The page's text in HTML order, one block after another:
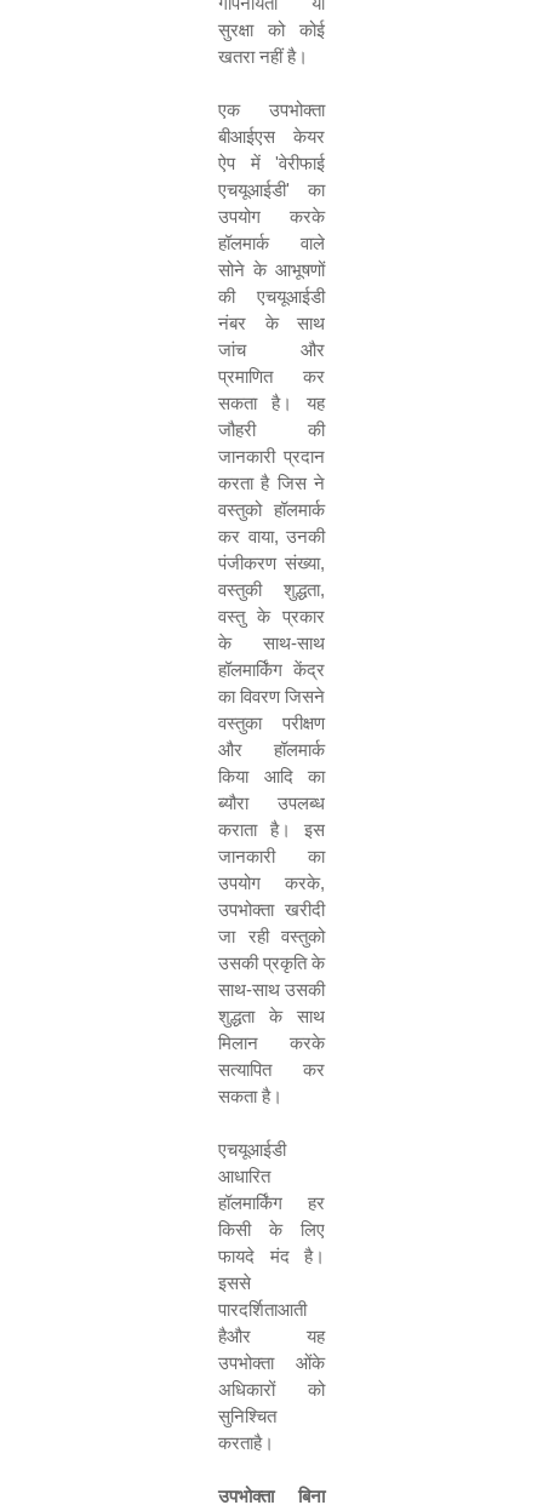
सुरक्षा को कोई
खतरा नहीं है।
एक उपभोक्ता
बीआईएस केयर
ऐप में 'वेरीफाई
एचयूआईडी' का
उपयोग करके
हॉलमार्क वाले
सोने के आभूषणों
की
एचयूआईडी
नंबर के साथ
जांच और
प्रमाणित कर
सकता है। यह
जौहरी की
जानकारी प्रदान
करता है जिस ने
वस्तुको हॉलमार्क
कर वाया, उनकी
पंजीकरण संख्या,
वस्तुकी शुद्धता,
वस्तु के प्रकार
के साथ-साथ
हॉलमार्किंग केंद्र
का विवरण जिसने
वस्तुका परीक्षण
और हॉलमार्क
किया
आदि
का
ब्यौरा उपलब्ध
कराता
है। इस
जानकारी का
उपयोग करके,
उपभोक्ता खरीदी
जा रही वस्तुको
उसकी प्रकृति के
साथ-साथ उसकी
शुद्धता के साथ
मिलान करके
सत्यापित कर
सकता है।
एचयूआईडी
आधारित
हॉलमार्किंग हर
किसी के लिए
फायदे मंद है।
इससे
पारदर्शिताआती
हैऔर यह
उपभोक्ता ओंके
अधिकारों को
सुनिश्चित
करताहै।
उपभोक्ता बिना